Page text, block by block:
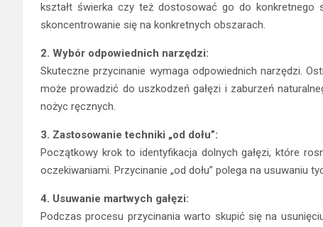
kształt świerka czy też dostosować go do konkretnego
skoncentrowanie się na konkretnych obszarach.
2. Wybór odpowiednich narzędzi:
Skuteczne przycinanie wymaga odpowiednich narzędzi.
może prowadzić do uszkodzeń gałęzi i zaburzeń
nożyc ręcznych.
3. Zastosowanie techniki „od dołu”:
Początkowy krok to identyfikacja dolnych gałęzi, które
oczekiwaniami. Przycinanie „od dołu” polega na usuwaniu
4. Usuwanie martwych gałęzi:
Podczas procesu przycinania warto skupić się na